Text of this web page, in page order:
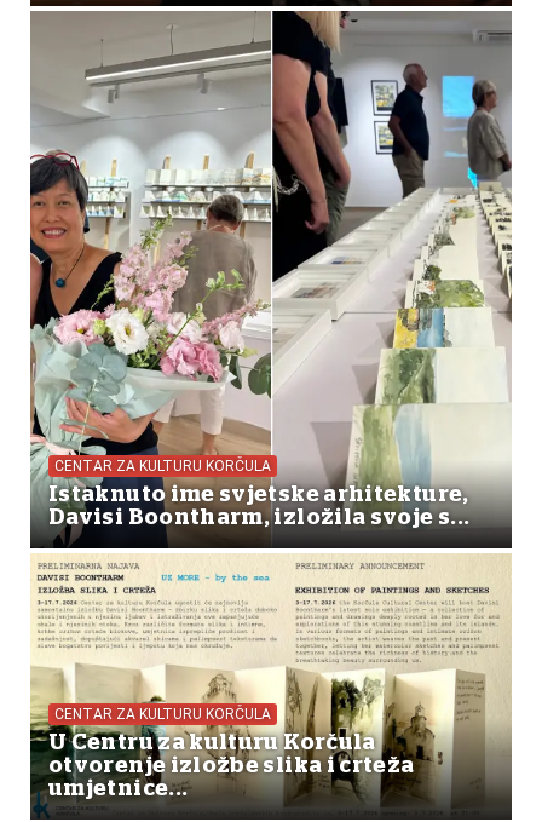
CENTAR ZA KULTURU KORČULA
Istaknuto ime svjetske arhitekture,
Davisi Boontharm, izložila svoje s...
CENTAR ZA KULTURU KORČULA
U Centru za kulturu Korčula
otvorenje izložbe slika i crteža
umjetnice...